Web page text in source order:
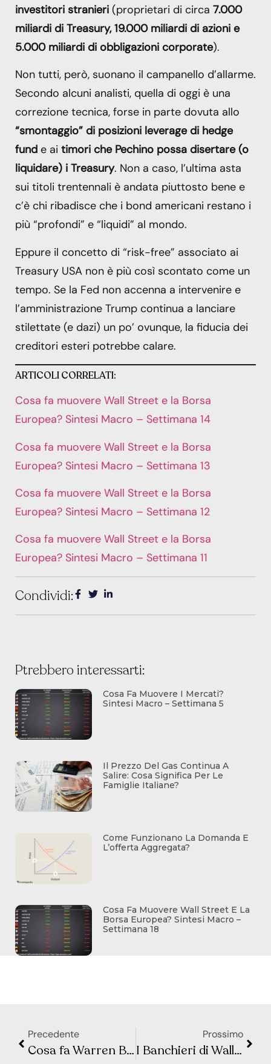
investitori stranieri (proprietari di circa 7.000
miliardi di Treasury, 19.000 miliardi di azioni e
5.000 miliardi di obbligazioni corporate).
Non tutti, però, suonano il campanello d’allarme.
Secondo alcuni analisti, quella di oggi è una
correzione tecnica, forse in parte dovuta allo
“smontaggio” di posizioni leverage di hedge
fund e ai timori che Pechino possa disertare (o
liquidare) i Treasury. Non a caso, l’ultima asta
sui titoli trentennali è andata piuttosto bene e
c’è chi ribadisce che i bond americani restano i
più “profondi” e “liquidi” al mondo.
Eppure il concetto di “risk-free” associato ai
Treasury USA non è più così scontato come un
tempo. Se la Fed non accenna a intervenire e
l’amministrazione Trump continua a lanciare
stilettate (e dazi) un po’ ovunque, la fiducia dei
creditori esteri potrebbe calare.
ARTICOLI CORRELATI:
Cosa fa muovere Wall Street e la Borsa
Europea? Sintesi Macro – Settimana 14
Cosa fa muovere Wall Street e la Borsa
Europea? Sintesi Macro – Settimana 13
Cosa fa muovere Wall Street e la Borsa
Europea? Sintesi Macro – Settimana 12
Cosa fa muovere Wall Street e la Borsa
Europea? Sintesi Macro – Settimana 11
Condividi:
Ptrebbero interessarti:
Cosa Fa Muovere I Mercati?
Sintesi Macro – Settimana 5
Il Prezzo Del Gas Continua A
Salire: Cosa Significa Per Le
Famiglie Italiane?
Come Funzionano La Domanda E
L’offerta Aggregata?
Cosa Fa Muovere Wall Street E La
Borsa Europea? Sintesi Macro –
Settimana 18
Precedente
Cosa fa Warren Buffett Ogni Giorno per Diventare più Ricco
Prossimo
I Banchieri di Wall Street Lanciano l’Allarme sui Dazi: Caos, Recessione e Panico nei Mercati